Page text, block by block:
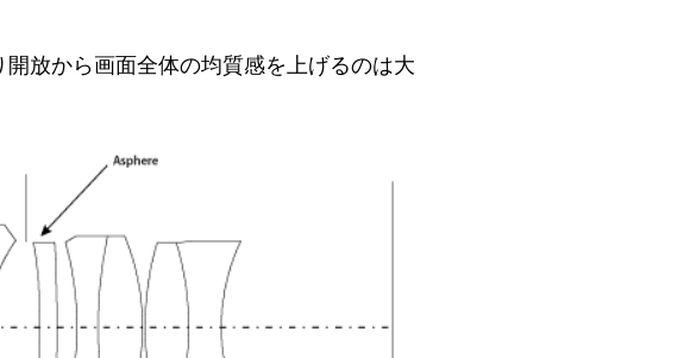
放から画面全体の均質感を上げるのは大